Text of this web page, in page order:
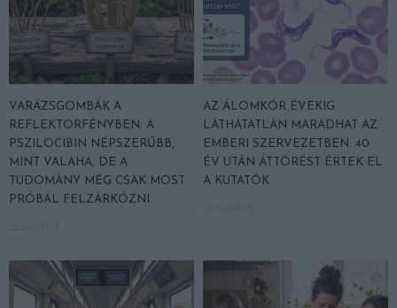
VARÁZSGOMBÁK A
REFLEKTORFÉNYBEN: A
PSZILOCIBIN NÉPSZERŰBB,
MINT VALAHA, DE A
TUDOMÁNY MÉG CSAK MOST
PRÓBÁL FELZÁRKÓZNI
AZ ÁLOMKÓR ÉVEKIG
LÁTHATATLAN MARADHAT AZ
EMBERI SZERVEZETBEN: 40
ÉV UTÁN ÁTTÖRÉST ÉRTEK EL
A KUTATÓK